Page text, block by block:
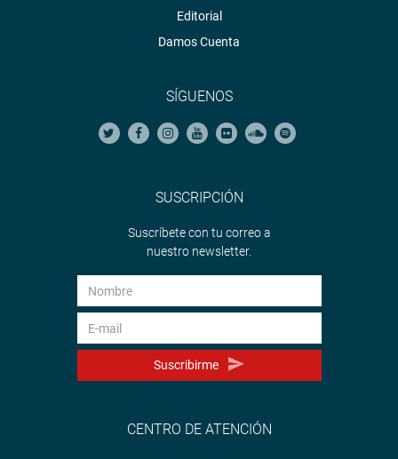
Editorial
Damos Cuenta
SÍGUENOS
SUSCRIPCIÓN
Suscríbete con tu correo a
nuestro newsletter.
Suscribirme
CENTRO DE ATENCIÓN